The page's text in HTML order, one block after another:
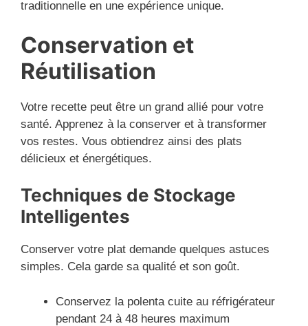
traditionnelle en une expérience unique.
Conservation et
Réutilisation
Votre recette peut être un grand allié pour votre
santé. Apprenez à la conserver et à transformer
vos restes. Vous obtiendrez ainsi des plats
délicieux et énergétiques.
Techniques de Stockage
Intelligentes
Conserver votre plat demande quelques astuces
simples. Cela garde sa qualité et son goût.
Conservez la polenta cuite au réfrigérateur
pendant 24 à 48 heures maximum